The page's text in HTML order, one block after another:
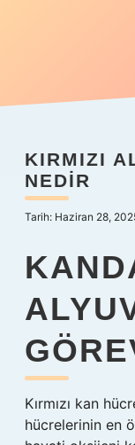
Anasayfa
Yasal Uyarı
Hakkımızda
KIRMIZI
NEDIR
Tarih: Haziran 28,
Kırmızı kan
hücrelerinin en